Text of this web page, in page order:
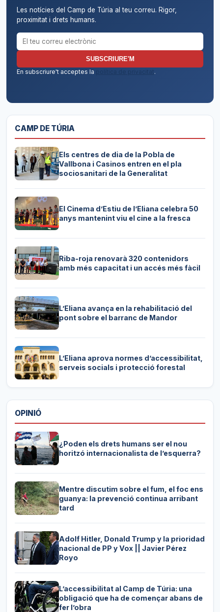
Les notícies del Camp de Túria al teu correu. Rigor,
proximitat i drets humans.
Correu electrònic per al butlletí
SUBSCRIURE'M
En subscriure't acceptes la
política de privacitat.
CAMP DE TÚRIA
Els centres de dia de la Pobla de
Vallbona i Casinos entren en el pla
sociosanitari de la Generalitat
El Cinema d’Estiu de l’Eliana celebra 50
anys mantenint viu el cine a la fresca
Riba-roja renovarà 320 contenidors
amb més capacitat i un accés més fàcil
L’Eliana avança en la rehabilitació del
pont sobre el barranc de Mandor
L’Eliana aprova normes d’accessibilitat,
serveis socials i protecció forestal
OPINIÓ
¿Poden els drets humans ser el nou
horitzó internacionalista de l’esquerra?
Mentre discutim sobre el fum, el foc ens
guanya: la prevenció continua arribant
tard
Adolf Hitler, Donald Trump y la prioridad
nacional de PP y Vox || Javier Pérez
Royo
L’accessibilitat al Camp de Túria: una
obligació que ha de començar abans de
fer l’obra